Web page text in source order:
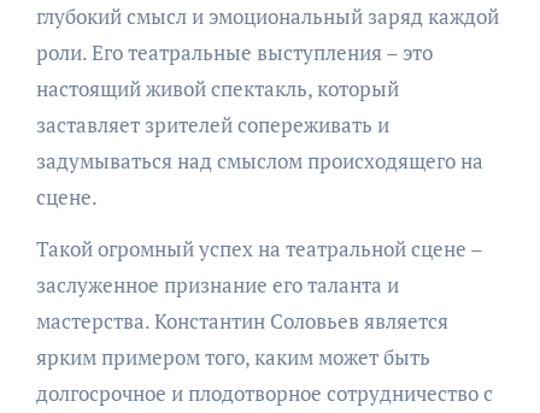
глубокий смысл и эмоциональный заряд каждой
роли. Его театральные выступления – это
настоящий живой спектакль, который
заставляет зрителей сопереживать и
задумываться над смыслом происходящего на
сцене.
Такой огромный успех на театральной сцене –
заслуженное признание его таланта и
мастерства. Константин Соловьев является
ярким примером того, каким может быть
долгосрочное и плодотворное сотрудничество с